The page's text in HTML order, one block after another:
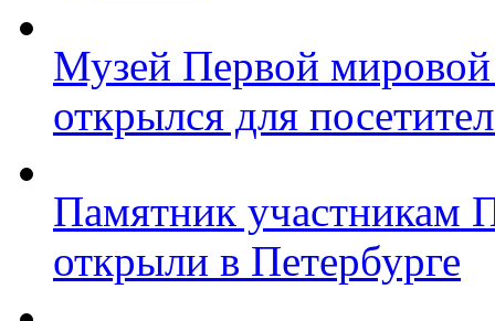
Музей Первой
открылся для
Памятник участникам
открыли в Петербурге